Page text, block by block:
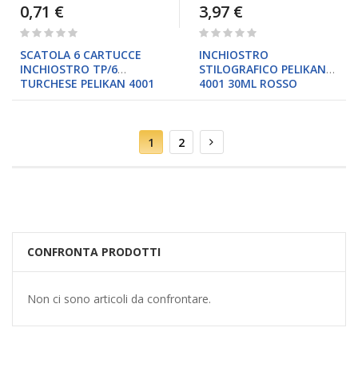
0,71 €
Rating:
SCATOLA 6 CARTUCCE
INCHIOSTRO TP/6
TURCHESE PELIKAN 4001
3,97 €
Rating:
INCHIOSTRO
STILOGRAFICO PELIKAN
4001 30ML ROSSO
Pagina
Attualmente
stai
leggendo
1 Pagina
2 Pagina
Successivo
CONFRONTA PRODOTTI
Non ci sono articoli da confrontare.